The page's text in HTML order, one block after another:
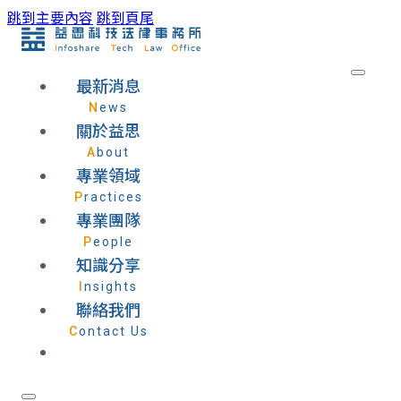
跳到主要內容 跳到頁尾
最新消息
News
關於益思
About
專業領域
Practices
專業團隊
People
知識分享
Insights
聯絡我們
Contact Us